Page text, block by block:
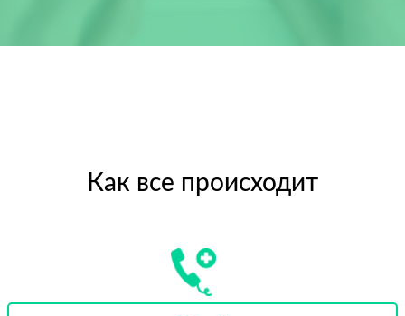
Как все происходит